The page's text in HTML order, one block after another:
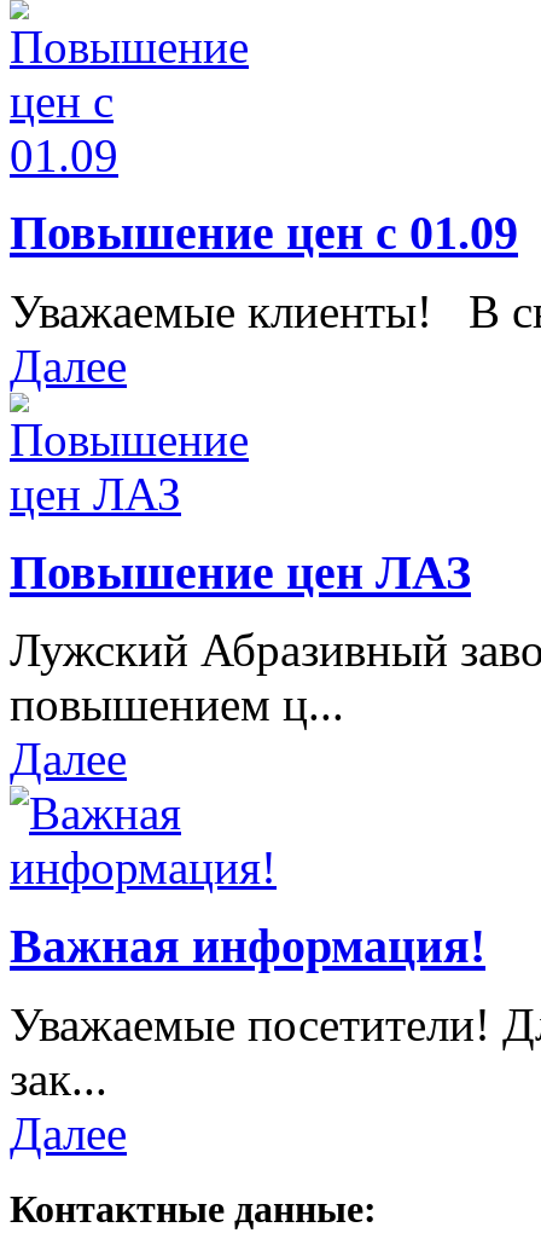
Повышение цен с 01.09
Уважаемые клиенты! В
Далее
Повышение цен ЛАЗ
Лужский Абразивный
повышением ц...
Далее
Важная информация!
Уважаемые посетители!
зак...
Далее
Контактные данные: